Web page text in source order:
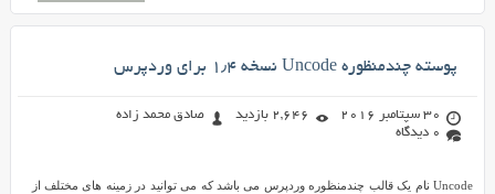
پوسته چندمنظوره Uncode نسخه ۱٫۴ برای وردپرس
30 سپتامبر 2016 2,646 بازدید
صادق محمد زاده
0 دیدگاه
Uncode نام یک قالب چندمنظوره وردپرس می باشد که می توانید در زمینه های مختلف از